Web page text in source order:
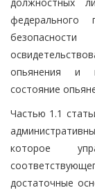
федерального
опьянения и
состояние
Частью 1.1
которое
достаточные